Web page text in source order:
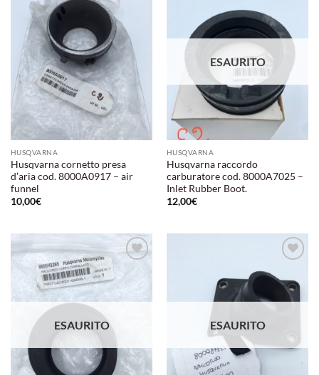
Aggiungi
alla lista
dei
desideri
HUSQVARNA
Husqvarna cornetto presa
d’aria cod. 8000A0917 – air
funnel
10,00€
alla lista
dei
desideri
ESAURITO
HUSQVARNA
Husqvarna raccordo
carburatore cod. 8000A7025 –
Inlet Rubber Boot.
12,00€
alla lista
ESAURITO
alla lista
dei
desideri
ESAURITO